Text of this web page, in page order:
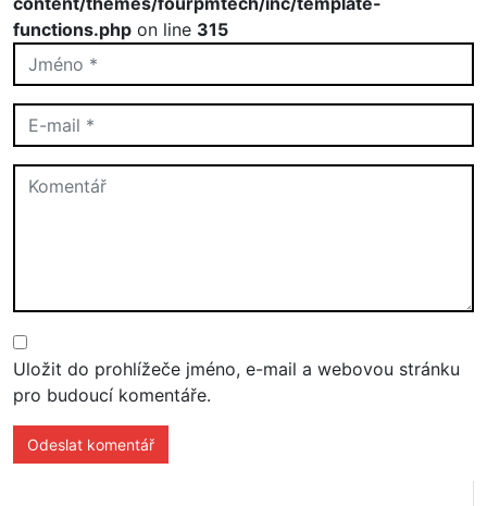
functions.php on line 315
Uložit do prohlížeče jméno, e-mail a webovou stránku
pro budoucí komentáře.